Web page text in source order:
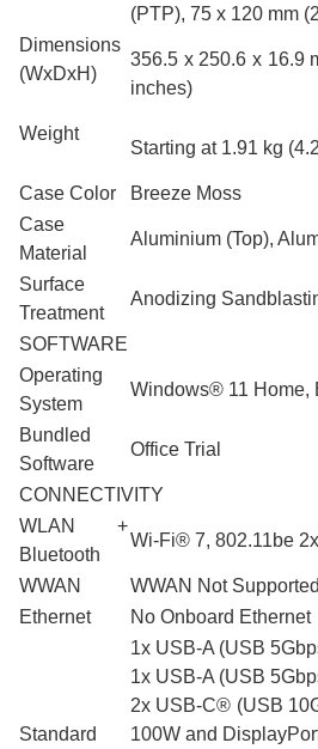
(PTP), 75 x 120 mm
Dimensions
(WxDxH)
356.5 x 250.6 x 16.9
inches)
Weight
Starting at 1.91 kg
Case Color
Breeze Moss
Case
Material
Aluminium (Top),
Surface
Treatment
Anodizing
SOFTWARE
Operating
System
Windows® 11 Home,
Bundled
Software
Office Trial
CONNECTIVITY
WLAN +
Bluetooth
Wi-Fi® 7, 802.11be
WWAN
WWAN Not Supported
Ethernet
No Onboard Ethernet
Standard
1x USB-A (USB
1x USB-A (USB
2x USB-C® (USB
100W and